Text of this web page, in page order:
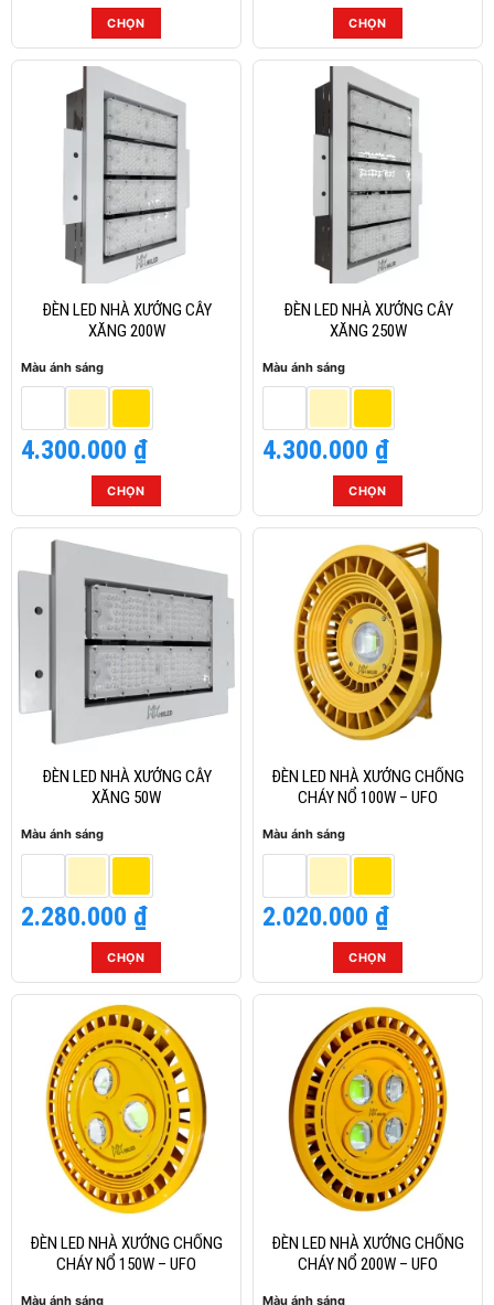
CHỌN
Sản
phẩm
này
có
nhiều
biến
thể.
Các
tùy
chọn
có
thể
được
trang
sản
phẩm
CHỌN
Sản
phẩm
này
có
nhiều
biến
thể.
Các
tùy
chọn
có
thể
được
trang
sản
phẩm
ĐÈN LED NHÀ XƯỞNG CÂY
XĂNG 200W
Màu ánh sáng
4.300.000 ₫
CHỌN
Sản
này
có
nhiều
biến
thể.
Các
tùy
chọn
thể
được
trang
phẩm
ĐÈN LED NHÀ XƯỞNG CÂY
XĂNG 250W
Màu ánh sáng
4.300.000 ₫
CHỌN
Sản
phẩm
này
có
nhiều
biến
thể.
Các
tùy
chọn
thể
được
trang
phẩm
ĐÈN LED NHÀ XƯỞNG CÂY
XĂNG 50W
Màu ánh sáng
2.280.000 ₫
CHỌN
Sản
phẩm
này
có
nhiều
biến
thể.
Các
tùy
chọn
có
thể
được
ĐÈN LED NHÀ XƯỞNG CHỐNG
CHÁY NỔ 100W – UFO
Màu ánh sáng
2.020.000 ₫
CHỌN
Sản
phẩm
này
có
nhiều
biến
thể.
Các
tùy
chọn
có
thể
được
ĐÈN LED NHÀ XƯỞNG CHỐNG
CHÁY NỔ 150W – UFO
Màu ánh sáng
ĐÈN LED NHÀ XƯỞNG CHỐNG
CHÁY NỔ 200W – UFO
Màu ánh sáng